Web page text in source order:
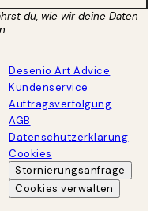
du, wie wir deine Daten
Desenio Art Advice
Kundenservice
Auftragsverfolgung
AGB
Datenschutzerklärung
Cookies
Stornierungsanfrage
Cookies verwalten